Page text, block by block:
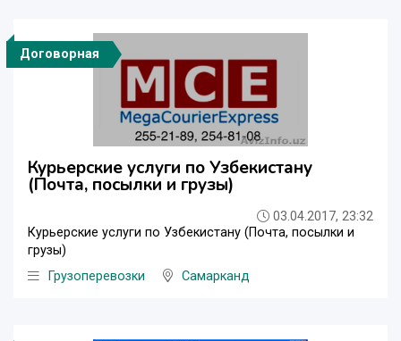
Договорная
Курьерские услуги по Узбекистану
(Почта, посылки и грузы)
03.04.2017, 23:32
Курьерские услуги по Узбекистану (Почта, посылки и
грузы)
Грузоперевозки
Самарканд